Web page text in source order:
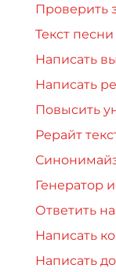
Проверить
Текст
Написать
Написать
Повысить
Рерайт
Генератор
Ответить
Написать
Написать